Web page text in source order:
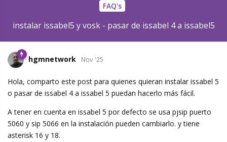
FAQ's
instalar issabel5 y vosk - pasar de issabel 4 a issabel5
hgmnetwork Nov '25
Hola, comparto este post para quienes quieran instalar issabel 5
o pasar de issabel 4 a issabel 5 puedan hacerlo más fácil.
A tener en cuenta en issabel 5 por defecto se usa pjsip puerto
5060 y sip 5066 en la instalación pueden cambiarlo. y tiene
asterisk 16 y 18.